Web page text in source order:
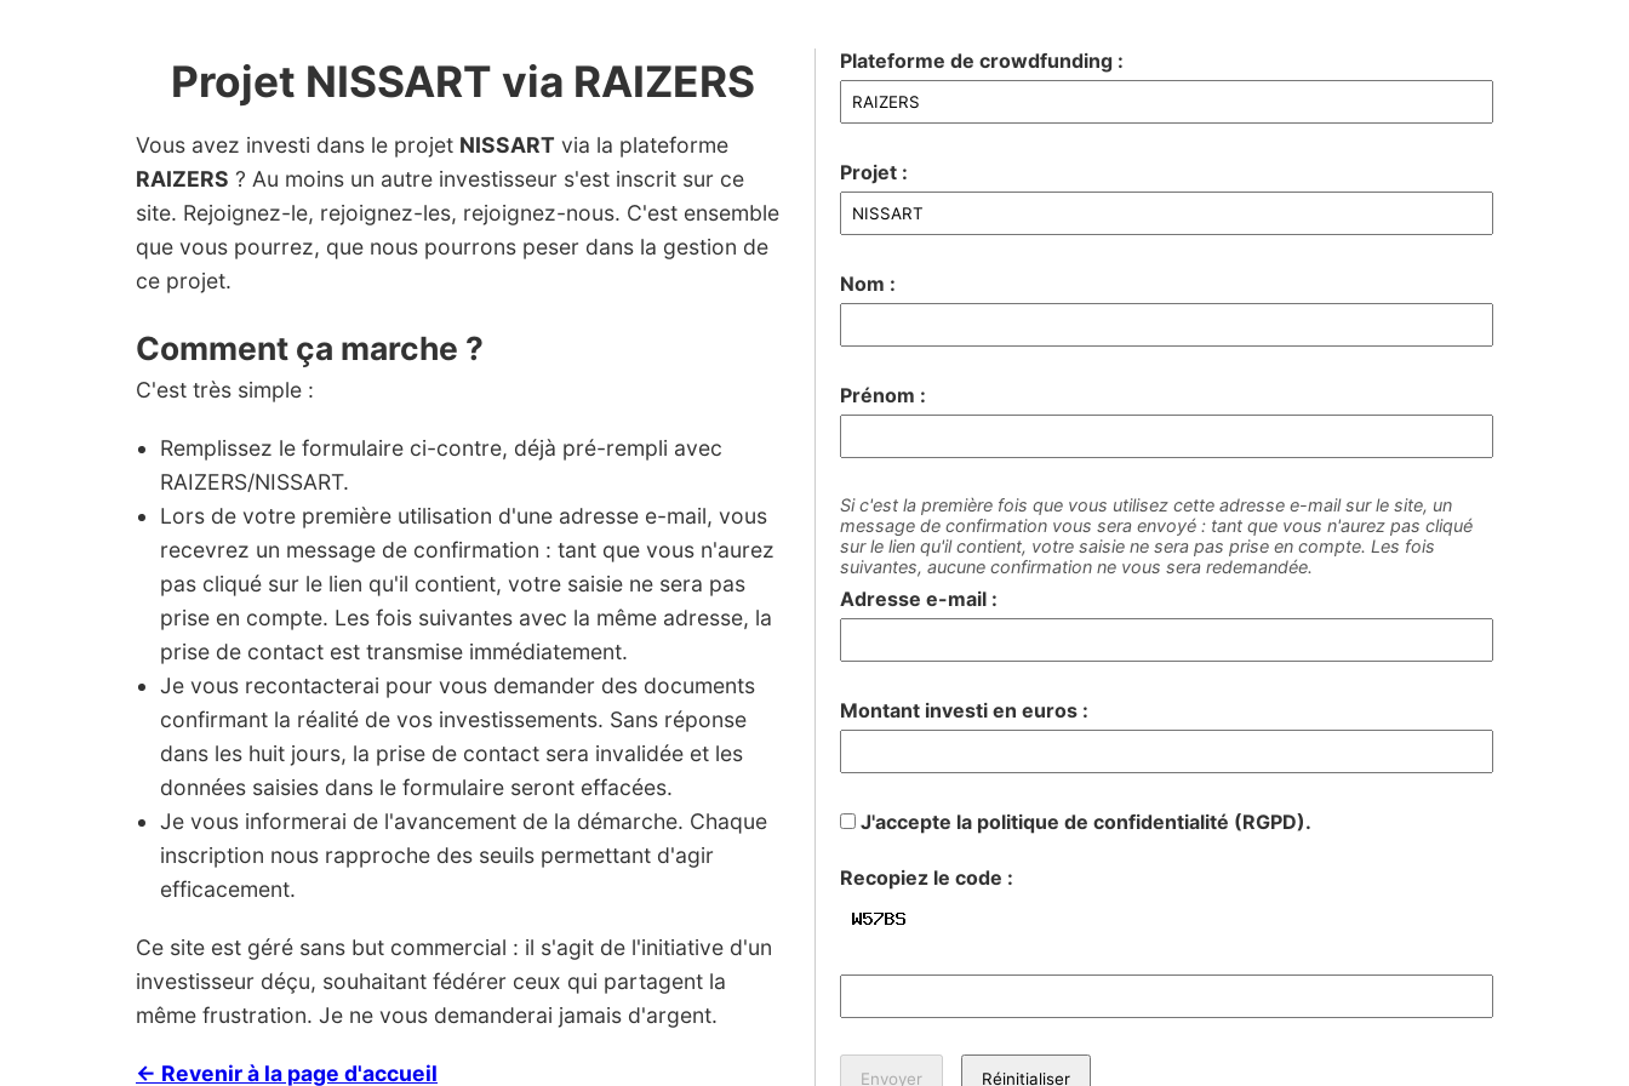
Projet NISSART via RAIZERS
Vous avez investi dans le projet NISSART via la plateforme
RAIZERS ? Au moins un autre investisseur s'est inscrit sur ce
site. Rejoignez-le, rejoignez-les, rejoignez-nous. C'est ensemble
que vous pourrez, que nous pourrons peser dans la gestion de
ce projet.
Comment ça marche ?
C'est très simple :
Remplissez le formulaire ci-contre, déjà pré-rempli avec
RAIZERS/NISSART.
Lors de votre première utilisation d'une adresse e-mail, vous
recevrez un message de confirmation : tant que vous n'aurez
pas cliqué sur le lien qu'il contient, votre saisie ne sera pas
prise en compte. Les fois suivantes avec la même adresse, la
prise de contact est transmise immédiatement.
Je vous recontacterai pour vous demander des documents
confirmant la réalité de vos investissements. Sans réponse
dans les huit jours, la prise de contact sera invalidée et les
données saisies dans le formulaire seront effacées.
Je vous informerai de l'avancement de la démarche. Chaque
inscription nous rapproche des seuils permettant d'agir
efficacement.
Ce site est géré sans but commercial : il s'agit de l'initiative d'un
investisseur déçu, souhaitant fédérer ceux qui partagent la
même frustration. Je ne vous demanderai jamais d'argent.
← Revenir à la page d'accueil
Plateforme de crowdfunding :
Projet :
Nom :
Prénom :
Si c'est la première fois que vous utilisez cette adresse e-mail sur le site, un
message de confirmation vous sera envoyé : tant que vous n'aurez pas cliqué
sur le lien qu'il contient, votre saisie ne sera pas prise en compte. Les fois
suivantes, aucune confirmation ne vous sera redemandée.
Adresse e-mail :
Montant investi en euros :
J'accepte la politique de confidentialité (RGPD).
Recopiez le code :